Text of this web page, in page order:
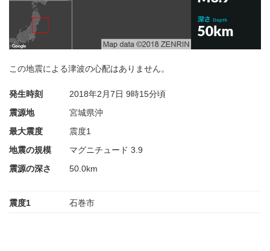
この地震による津波の心配はありません。
発生時刻 2018年2月7日 9時15分頃
震源地
宮城県沖
最大震度
震度1
地震の規模
マグニチュード 3.9
震源の深さ
50.0km
震度1 石巻市